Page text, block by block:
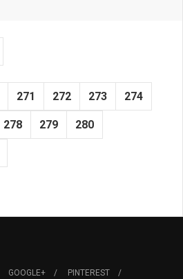
271 272 273 274
278 279 280
GOOGLE+
PINTEREST